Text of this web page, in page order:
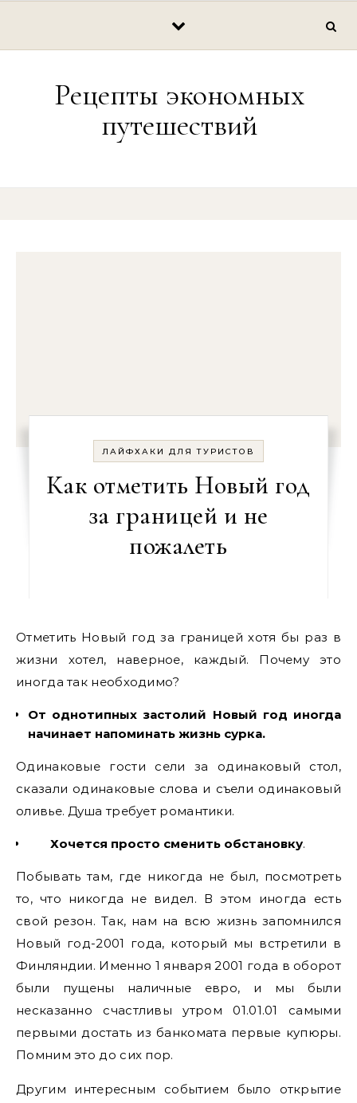
Рецепты экономных
путешествий
ЛАЙФХАКИ ДЛЯ ТУРИСТОВ
Как отметить Новый год
за границей и не
пожалеть
Отметить Новый год за границей хотя бы раз в
жизни хотел, наверное, каждый. Почему это
иногда так необходимо?
От однотипных застолий Новый год иногда
начинает напоминать жизнь сурка.
Одинаковые гости сели за одинаковый стол,
сказали одинаковые слова и съели одинаковый
оливье. Душа требует романтики.
Хочется просто сменить обстановку.
Побывать там, где никогда не был, посмотреть
то, что никогда не видел. В этом иногда есть
свой резон. Так, нам на всю жизнь запомнился
Новый год-2001 года, который мы встретили в
Финляндии. Именно 1 января 2001 года в оборот
были пущены наличные евро, и мы были
несказанно счастливы утром 01.01.01 самыми
первыми достать из банкомата первые купюры.
Помним это до сих пор.
Другим интересным событием было открытие